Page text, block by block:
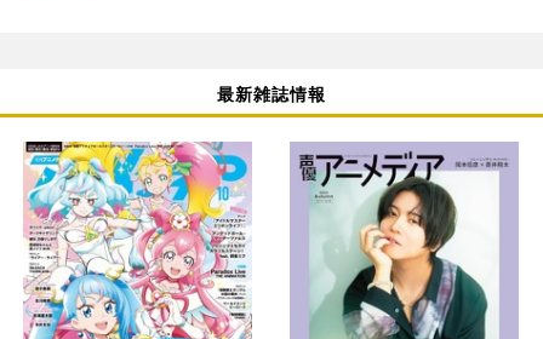
最新雑誌情報